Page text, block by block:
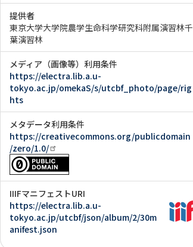
提供者
東京大学大学院農学生命科学研究科附属演習林千
葉演習林
メディア（画像等）利用条件
https://electra.lib.a.u-
tokyo.ac.jp/omekaS/s/utcbf_photo/page/rig
hts
メタデータ利用条件
https://creativecommons.org/publicdomain
/zero/1.0/
IIIFマニフェストURI
https://electra.lib.a.u-
tokyo.ac.jp/utcbf/json/album/2/30m
anifest.json